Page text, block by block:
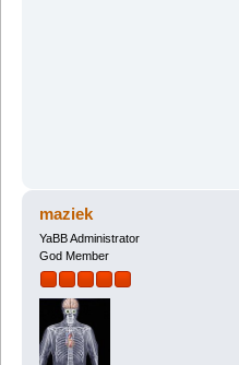
maziek
YaBB Administrator
God Member